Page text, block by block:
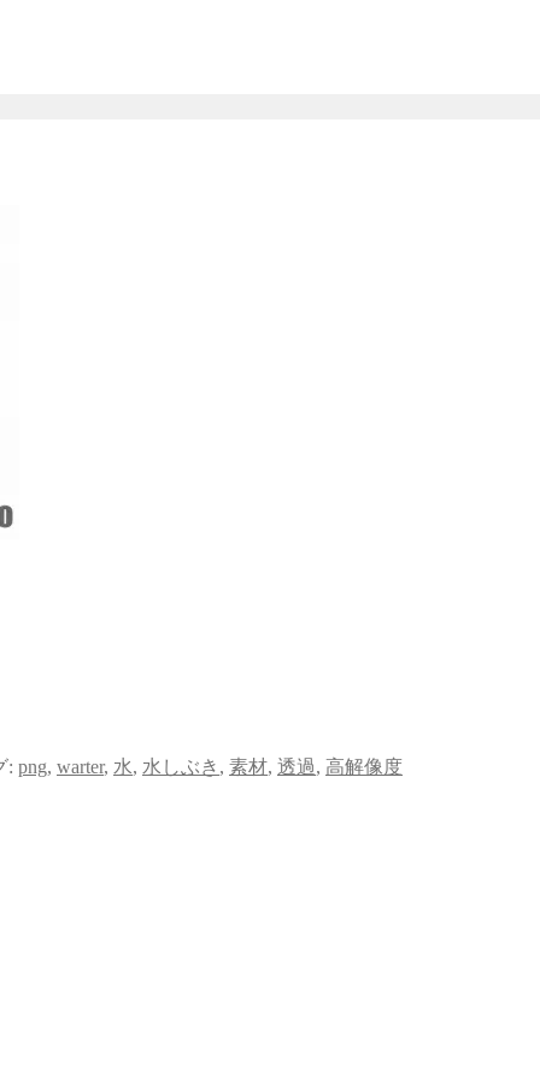
: png, warter, 水, 水しぶき , 素材, 透過, 高解像度